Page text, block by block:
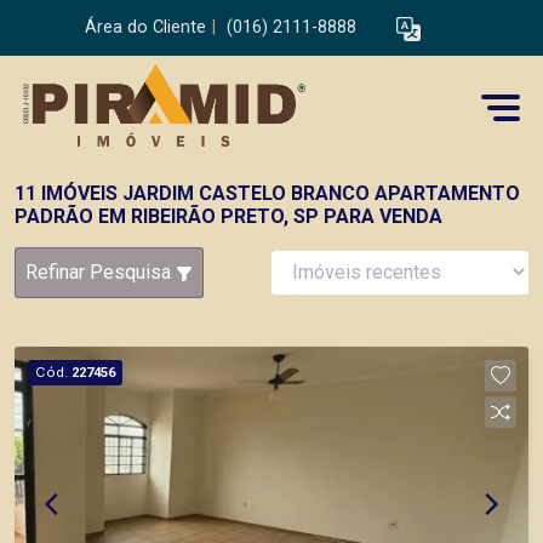
Área do Cliente (016) 2111-8888
11 IMÓVEIS JARDIM CASTELO BRANCO APARTAMENTO
PADRÃO EM RIBEIRÃO PRETO, SP PARA VENDA
Refinar Pesquisa
Cód. 227456